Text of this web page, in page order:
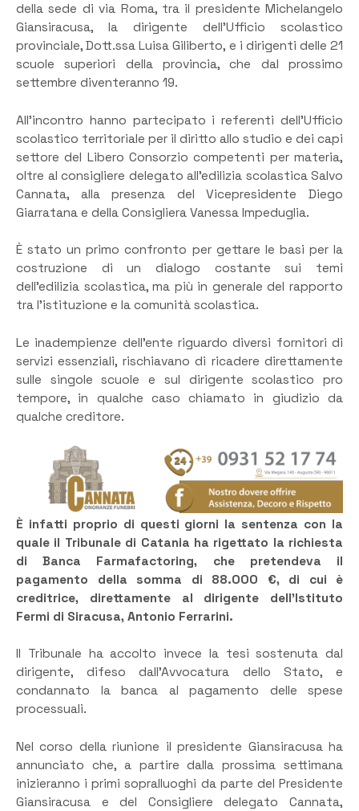
della sede di via Roma, tra il presidente Michelangelo
Giansiracusa, la dirigente dell’Ufficio scolastico
provinciale, Dott.ssa Luisa Giliberto, e i dirigenti delle 21
scuole superiori della provincia, che dal prossimo
settembre diventeranno 19.
All’incontro hanno partecipato i referenti dell’Ufficio
scolastico territoriale per il diritto allo studio e dei capi
settore del Libero Consorzio competenti per materia,
oltre al consigliere delegato all’edilizia scolastica Salvo
Cannata, alla presenza del Vicepresidente Diego
Giarratana e della Consigliera Vanessa Impeduglia.
È stato un primo confronto per gettare le basi per la
costruzione di un dialogo costante sui temi
dell’edilizia scolastica, ma più in generale del rapporto
tra l’istituzione e la comunità scolastica.
Le inadempienze dell’ente riguardo diversi fornitori di
servizi essenziali, rischiavano di ricadere direttamente
sulle singole scuole e sul dirigente scolastico pro
tempore, in qualche caso chiamato in giudizio da
qualche creditore.
È infatti proprio di questi giorni la sentenza con la
quale il Tribunale di Catania ha rigettato la richiesta
di Banca Farmafactoring, che pretendeva il
pagamento della somma di 88.000 €, di cui è
creditrice, direttamente al dirigente dell’Istituto
Fermi di Siracusa, Antonio Ferrarini.
Il Tribunale ha accolto invece la tesi sostenuta dal
dirigente, difeso dall’Avvocatura dello Stato, e
condannato la banca al pagamento delle spese
processuali.
Nel corso della riunione il presidente Giansiracusa ha
annunciato che, a partire dalla prossima settimana
inizieranno i primi sopralluoghi da parte del Presidente
Giansiracusa e del Consigliere delegato Cannata,